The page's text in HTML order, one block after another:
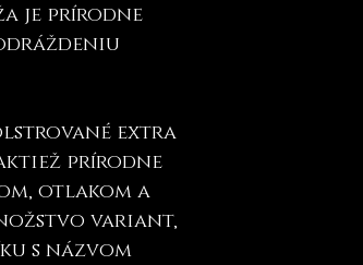
je prírodne
extra
prírodne
otlakom a
variant,
s názvom